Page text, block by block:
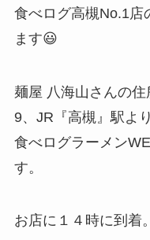
食べログ高槻No.1店
ます😃
麺屋 八海山さんの
9、JR『高槻』駅よ
食べログラーメン
す。
お店に１４時に到着。